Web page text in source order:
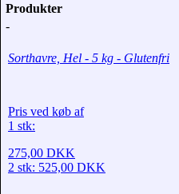
Produkter
-
Sorthavre, Hel - 5 kg - Glutenfri
Pris ved køb af
1 stk:
275,00 DKK
2 stk: 525,00 DKK